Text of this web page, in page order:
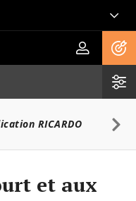
RICARDO
et aux